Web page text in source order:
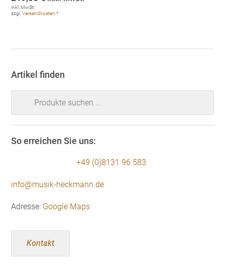
inkl. MwSt.
zzgl.Versandkosten *
Artikel finden
So erreichen Sie uns:
+49 (0)8131 96 583
info@musik-heckmann.de
Adresse: Google Maps
Kontakt